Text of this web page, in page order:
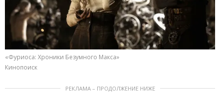
«Фуриоса: Хроники Безумного Макса»
Кинопоиск
РЕКЛАМА – ПРОДОЛЖЕНИЕ НИЖЕ